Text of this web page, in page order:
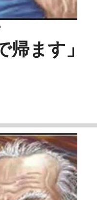
ます」